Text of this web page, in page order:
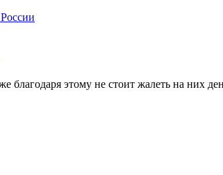
благодаря этому не стоит жалеть на них